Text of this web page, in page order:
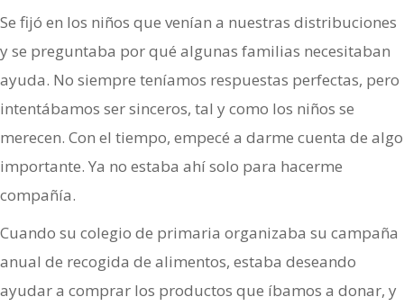
Se fijó en los niños que venían a nuestras distribuciones
y se preguntaba por qué algunas familias necesitaban
ayuda. No siempre teníamos respuestas perfectas, pero
intentábamos ser sinceros, tal y como los niños se
merecen. Con el tiempo, empecé a darme cuenta de algo
importante. Ya no estaba ahí solo para hacerme
compañía.
Cuando su colegio de primaria organizaba su campaña
anual de recogida de alimentos, estaba deseando
ayudar a comprar los productos que íbamos a donar, y